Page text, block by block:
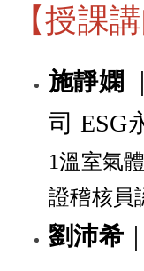
【授課
施靜嫻
司 ESG
1溫室氣
證稽核員
劉沛希